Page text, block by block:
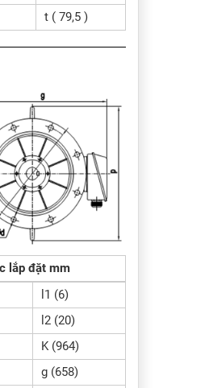
t ( 79,5 )
lắp đặt mm
l1 (6)
l2 (20)
K (964)
g (658)